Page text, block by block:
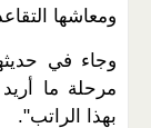
ومعاشها
وجاء في
مرحلة ما
بهذا الراتب".